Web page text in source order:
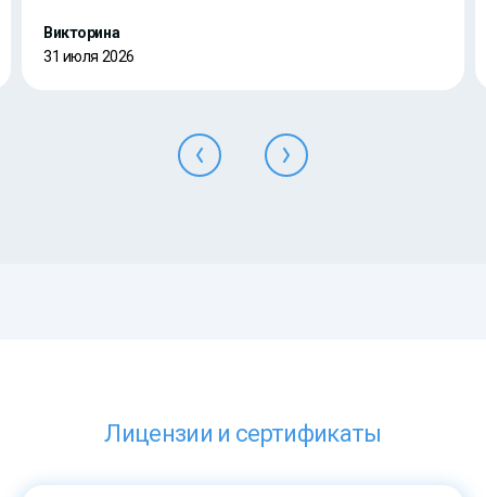
Викторина
31 июля 2026
Лицензии и сертификаты